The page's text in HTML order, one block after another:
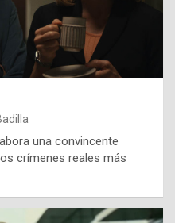
una convincente
crímenes reales más